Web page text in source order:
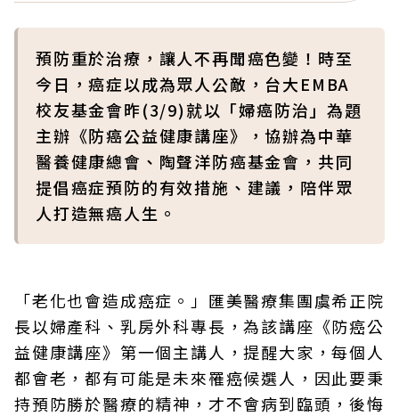
預防重於治療，讓人不再聞癌色變！時至
今日，癌症以成為眾人公敵，台大EMBA
校友基金會昨(3/9)就以「婦癌防治」為題
主辦《防癌公益健康講座》，協辦為中華
醫養健康總會、陶聲洋防癌基金會，共同
提倡癌症預防的有效措施、建議，陪伴眾
人打造無癌人生。
「老化也會造成癌症。」匯美醫療集團虞希正院
長以婦產科、乳房外科專長，為該講座《防癌公
益健康講座》第一個主講人，提醒大家，每個人
都會老，都有可能是未來罹癌候選人，因此要秉
持預防勝於醫療的精神，才不會病到臨頭，後悔